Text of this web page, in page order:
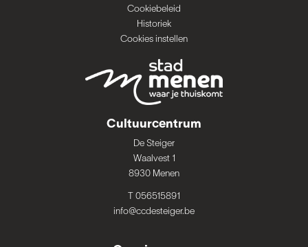
Cookiebeleid
Historiek
Cookies instellen
Cultuurcentrum
De Steiger
Waalvest 1
8930 Menen
T 056515891
info@ccdesteiger.be